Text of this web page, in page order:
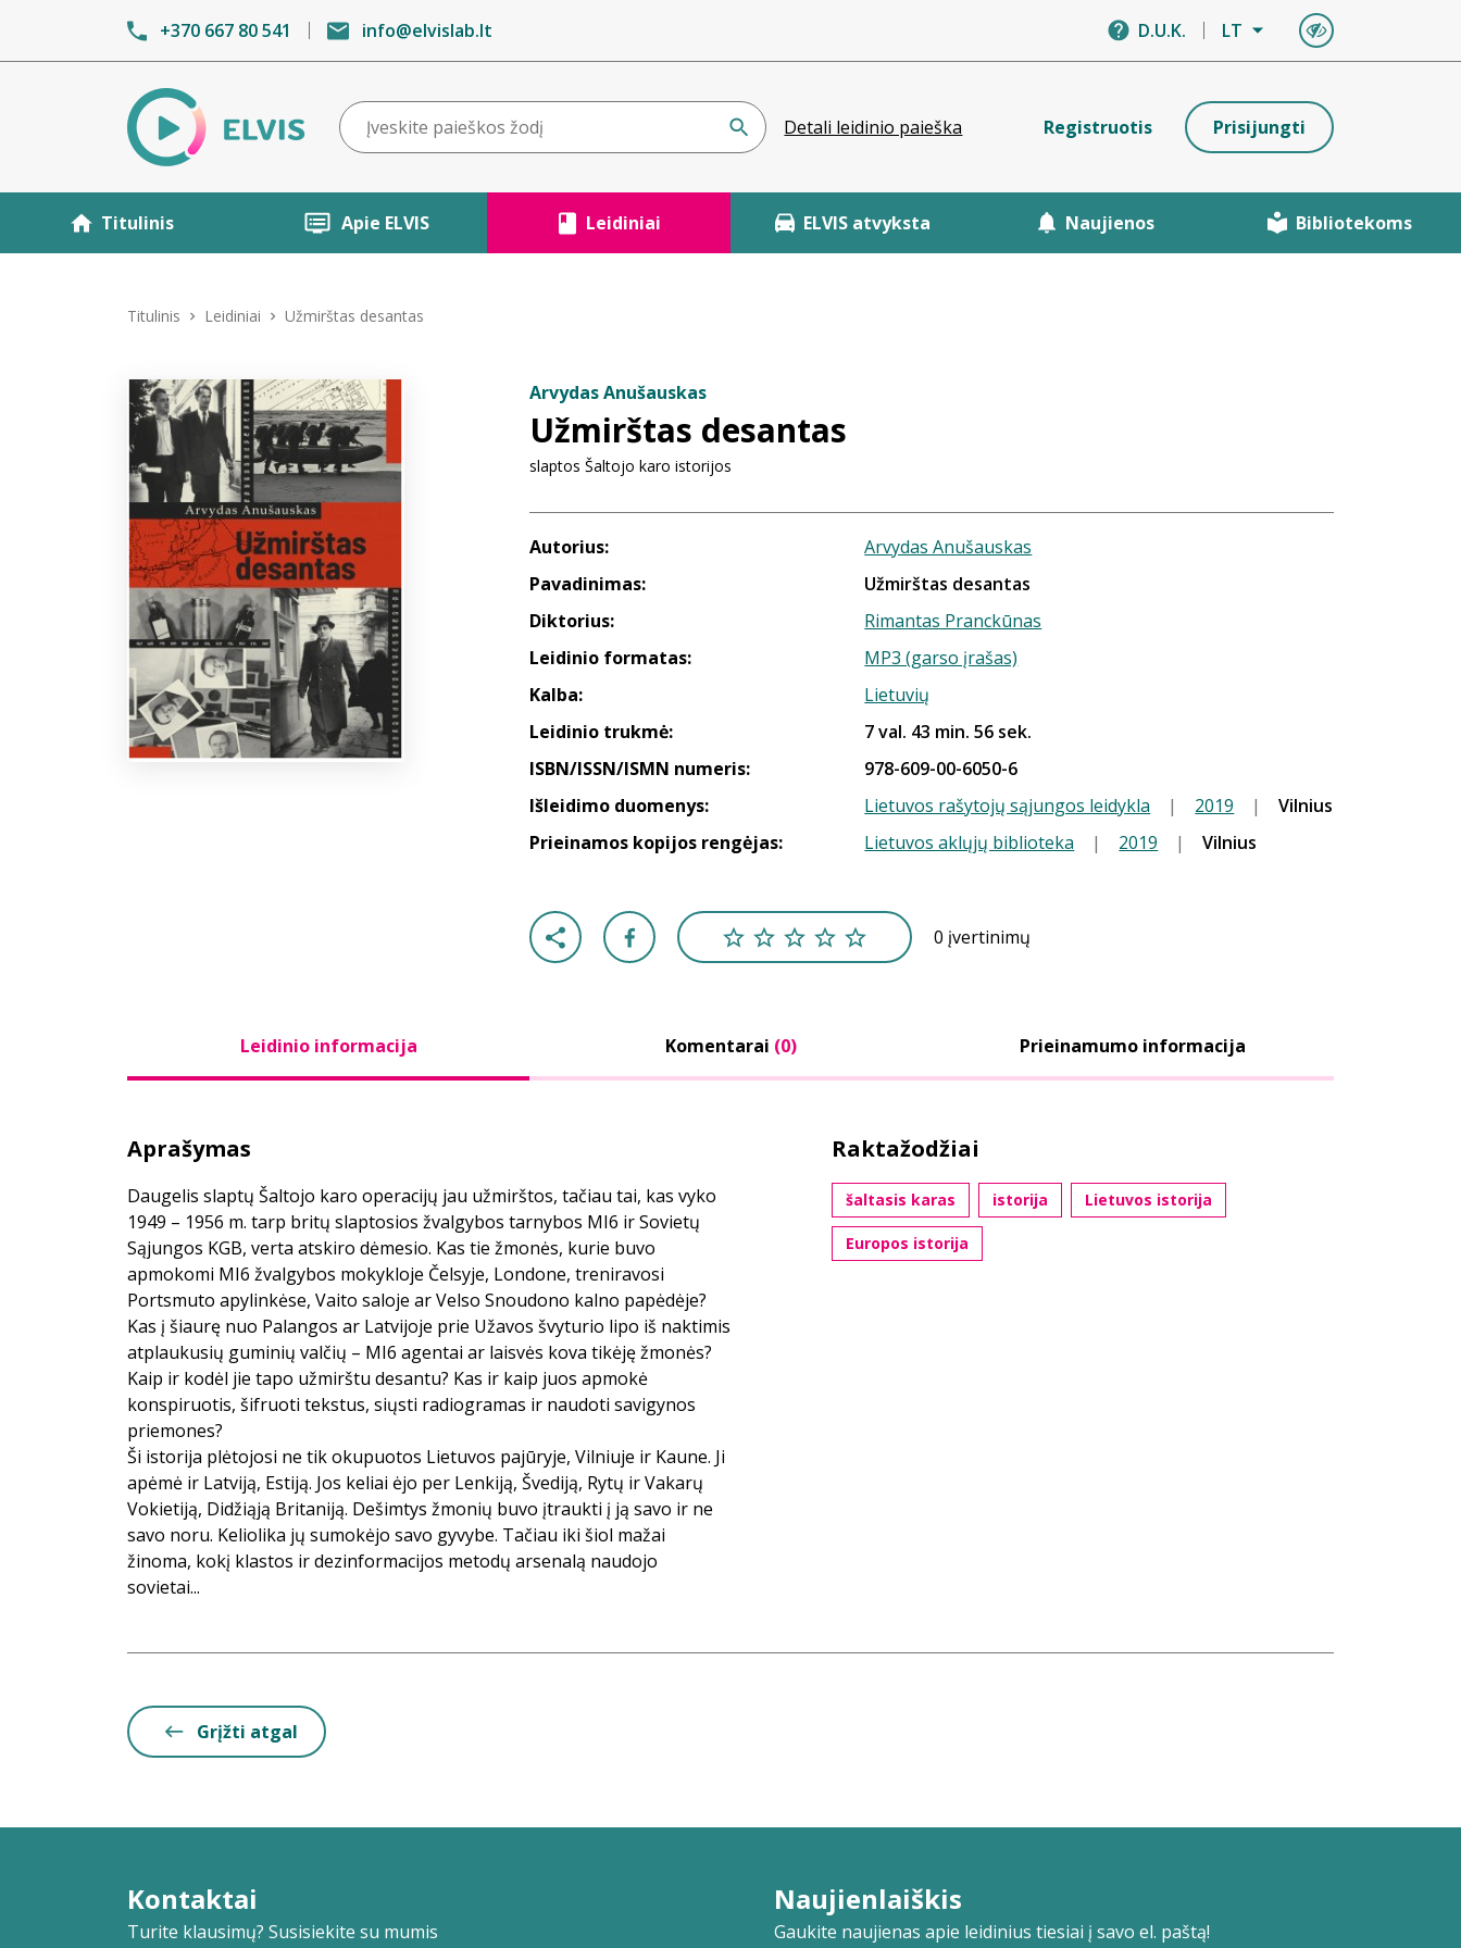
+370 667 80 541 info@elvislab.lt D.U.K. LT
Detali leidinio paieška Registruotis Prisijungti
Titulinis Apie ELVIS Leidiniai ELVIS atvyksta Naujienos Bibliotekoms
Titulinis Leidiniai Užmirštas desantas
Arvydas Anušauskas
Užmirštas desantas
slaptos Šaltojo karo istorijos
Autorius:
Arvydas Anušauskas
Pavadinimas:
Užmirštas desantas
Diktorius:
Rimantas Pranckūnas
Leidinio formatas:
MP3 (garso įrašas)
Kalba:
Lietuvių
Leidinio trukmė:
7 val. 43 min. 56 sek.
ISBN/ISSN/ISMN numeris:
978-609-00-6050-6
Išleidimo duomenys:
Lietuvos rašytojų sąjungos leidykla | 2019 |
Vilnius
Prieinamos kopijos rengėjas:
Lietuvos aklųjų biblioteka | 2019 | Vilnius
0 įvertinimų
Leidinio informacija Komentarai (0) Prieinamumo informacija
Aprašymas
Daugelis slaptų Šaltojo karo operacijų jau užmirštos, tačiau tai, kas vyko
1949 – 1956 m. tarp britų slaptosios žvalgybos tarnybos MI6 ir Sovietų
Sąjungos KGB, verta atskiro dėmesio. Kas tie žmonės, kurie buvo
apmokomi MI6 žvalgybos mokykloje Čelsyje, Londone, treniravosi
Portsmuto apylinkėse, Vaito saloje ar Velso Snoudono kalno papėdėje?
Kas į šiaurę nuo Palangos ar Latvijoje prie Užavos švyturio lipo iš naktimis
atplaukusių guminių valčių – MI6 agentai ar laisvės kova tikėję žmonės?
Kaip ir kodėl jie tapo užmirštu desantu? Kas ir kaip juos apmokė
konspiruotis, šifruoti tekstus, siųsti radiogramas ir naudoti savigynos
priemones?
Ši istorija plėtojosi ne tik okupuotos Lietuvos pajūryje, Vilniuje ir Kaune. Ji
apėmė ir Latviją, Estiją. Jos keliai ėjo per Lenkiją, Švediją, Rytų ir Vakarų
Vokietiją, Didžiąją Britaniją. Dešimtys žmonių buvo įtraukti į ją savo ir ne
savo noru. Keliolika jų sumokėjo savo gyvybe. Tačiau iki šiol mažai
žinoma, kokį klastos ir dezinformacijos metodų arsenalą naudojo
sovietai...
Raktažodžiai
šaltasis karas istorija Lietuvos istorija
Europos istorija
Grįžti atgal
Kontaktai
Turite klausimų? Susisiekite su mumis
Naujienlaiškis
Gaukite naujienas apie leidinius tiesiai į savo el. paštą!